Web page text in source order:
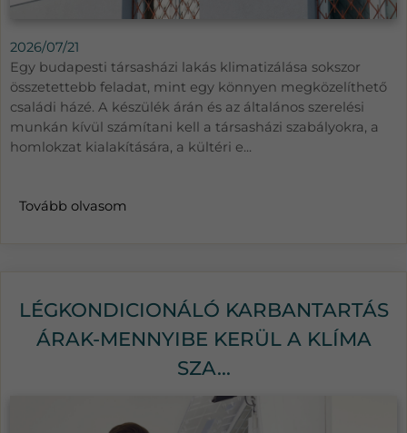
2026/07/21
Egy budapesti társasházi lakás klimatizálása sokszor
összetettebb feladat, mint egy könnyen megközelíthető
családi házé. A készülék árán és az általános szerelési
munkán kívül számítani kell a társasházi szabályokra, a
homlokzat kialakítására, a kültéri e...
Tovább olvasom
LÉGKONDICIONÁLÓ KARBANTARTÁS
ÁRAK-MENNYIBE KERÜL A KLÍMA
SZA...